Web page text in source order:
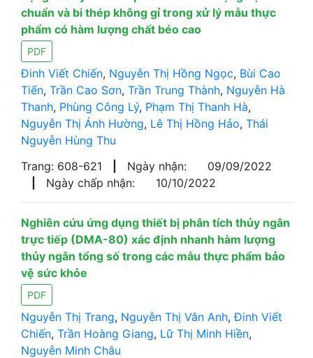
chuẩn và bi thép không gỉ trong xử lý mẫu thực
phẩm có hàm lượng chất béo cao
PDF
Đinh Viết Chiến, Nguyễn Thị Hồng Ngọc, Bùi Cao
Tiến, Trần Cao Sơn, Trần Trung Thành, Nguyễn Hà
Thanh, Phùng Công Lý, Phạm Thị Thanh Hà,
Nguyễn Thị Ánh Hường, Lê Thị Hồng Hảo, Thái
Nguyễn Hùng Thu
Trang: 608-621
Ngày nhận:
09/09/2022
Ngày chấp nhận: 10/10/2022
Nghiên cứu ứng dụng thiết bị phân tích thủy ngân
trực tiếp (DMA-80) xác định nhanh hàm lượng
thủy ngân tổng số trong các mẫu thực phẩm bảo
vệ sức khỏe
PDF
Nguyễn Thị Trang, Nguyễn Thị Vân Anh,Đinh Viết
Chiến, Trần Hoàng Giang, Lữ Thị Minh Hiền,
Nguyễn Minh Châu